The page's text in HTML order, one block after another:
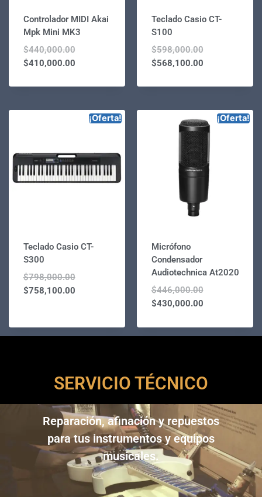
Controlador MIDI Akai
Mpk Mini MK3
$440,000.00
$410,000.00
Teclado Casio CT-
S100
$598,000.00
$568,100.00
¡Oferta!
Teclado Casio CT-
S300
$798,000.00
$758,100.00
¡Oferta!
Micrófono
Condensador
Audiotechnica At2020
$446,000.00
$430,000.00
SERVICIO TÉCNICO
Reparación, afinación y repuestos
para tus instrumentos y equipos
musicales.